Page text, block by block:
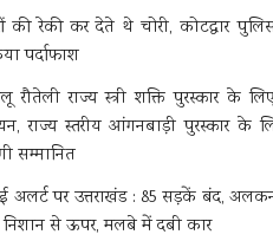
की रेकी कर देते थे चोरी, कोटद्वार
पर्दाफाश
रौतेली राज्य स्त्री शक्ति पुरस्कार के
राज्य स्तरीय आंगनबाड़ी पुरस्कार के
सम्मानित
अलर्ट पर उत्तराखंड : 85 सड़कें बंद,
से ऊपर, मलबे में दबी कार